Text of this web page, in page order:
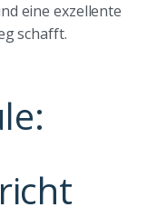
eine exzellente
schafft.